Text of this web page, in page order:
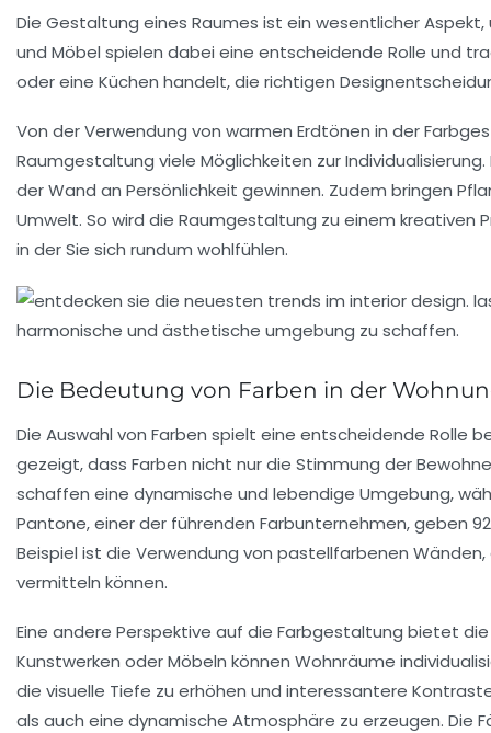
Die Gestaltung eines Raumes ist ein wesentlicher
und Möbel spielen dabei eine entscheidende Rolle und
oder eine Küchen handelt, die richtigen
Von der Verwendung von warmen Erdtönen in der
Raumgestaltung viele Möglichkeiten zurIndividualisierung.
der Wand an Persönlichkeit gewinnen. Zudem bringen
Umwelt. So wird die Raumgestaltung zu einem kreativen
in der Sie sich rundum wohlfühlen.
Die Bedeutung von Farben in der
Die Auswahl von Farben spielt eine entscheidende Rolle
gezeigt, dass Farben nicht nur die Stimmung der
schaffen eine dynamische und lebendige Umgebung,
Pantone, einer der führenden Farbunternehmen, geben
Beispiel ist die Verwendung von pastellfarbenen
vermitteln können.
Eine andere Perspektive auf die Farbgestaltung bietet
Kunstwerken oder Möbeln können Wohnräume
die visuelle Tiefe zu erhöhen und interessantere
als auch eine dynamische Atmosphäre zu erzeugen. Die